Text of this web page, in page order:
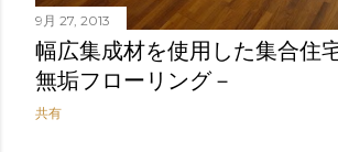
9月 27, 2013
幅広集成材を使用した集合住
無垢フローリング－
共有